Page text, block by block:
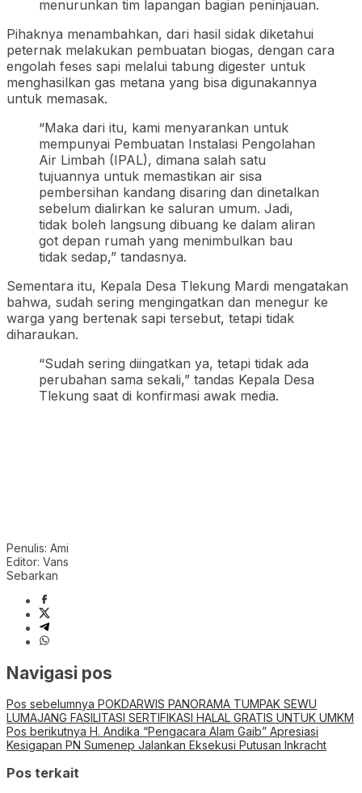
menurunkan tim lapangan bagian peninjauan.
Pihaknya menambahkan, dari hasil sidak diketahui
peternak melakukan pembuatan biogas, dengan cara
engolah feses sapi melalui tabung digester untuk
menghasilkan gas metana yang bisa digunakannya
untuk memasak.
“Maka dari itu, kami menyarankan untuk
mempunyai Pembuatan Instalasi Pengolahan
Air Limbah (IPAL), dimana salah satu
tujuannya untuk memastikan air sisa
pembersihan kandang disaring dan dinetalkan
sebelum dialirkan ke saluran umum. Jadi,
tidak boleh langsung dibuang ke dalam aliran
got depan rumah yang menimbulkan bau
tidak sedap,” tandasnya.
Sementara itu, Kepala Desa Tlekung Mardi mengatakan
bahwa, sudah sering mengingatkan dan menegur ke
warga yang bertenak sapi tersebut, tetapi tidak
diharaukan.
“Sudah sering diingatkan ya, tetapi tidak ada
perubahan sama sekali,” tandas Kepala Desa
Tlekung saat di konfirmasi awak media.
Navigasi pos
Pos sebelumnya
LUMAJANG FASILITASI SERTIFIKASI HALAL GRATIS UNTUK UMKM
Pos berikutnya
Kesigapan PN Sumenep Jalankan Eksekusi Putusan Inkracht
Pos terkait
Kolaborasi PartiLibur Caravan dan Pemkot Batu Perkuat
Posisi Kota Batu sebagai Destinasi Festival Musik Nasional
Presiden LIRA Gelar Konsolidasi di Malang, Tekankan